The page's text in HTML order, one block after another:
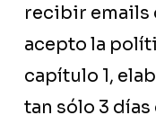
recibir emails
acepto la
capítulo 1,
tan sólo 3